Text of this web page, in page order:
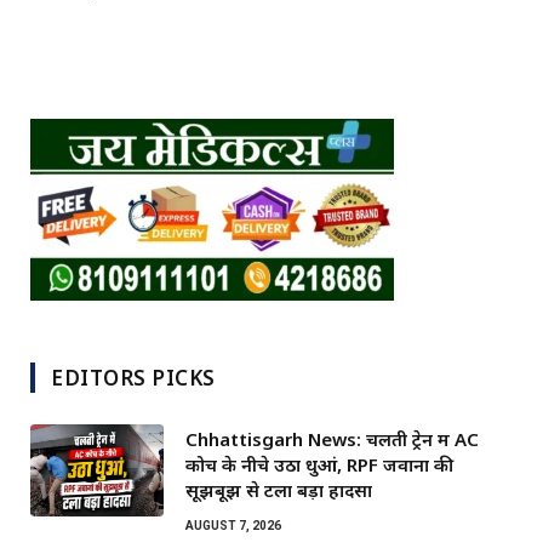
EDITORS PICKS
Chhattisgarh News: चलती ट्रेन में AC
कोच के नीचे उठा धुआं, RPF जवानों की
सूझबूझ से टला बड़ा हादसा
AUGUST 7, 2026